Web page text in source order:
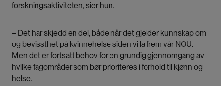
forskningsaktiviteten, sier hun.
– Det har skjedd en del, både når det gjelder kunnskap om
og bevissthet på kvinnehelse siden vi la frem vår NOU.
Men det er fortsatt behov for en grundig gjennomgang av
hvilke fagområder som bør prioriteres i forhold til kjønn og
helse.